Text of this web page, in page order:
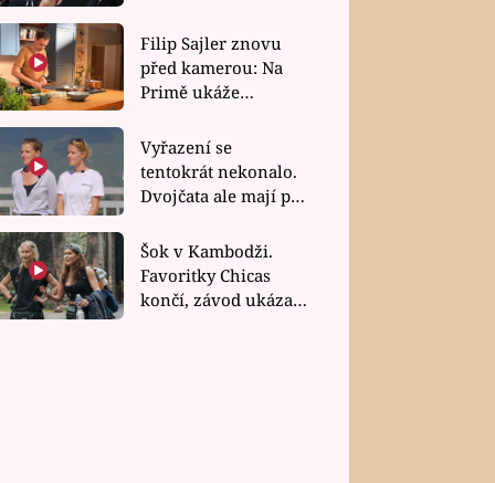
Filip Sajler znovu
před kamerou: Na
Primě ukáže
rychlé recepty
Vyřazení se
tentokrát nekonalo.
Dvojčata ale mají po
závodu nůž na krku
Šok v Kambodži.
Favoritky Chicas
končí, závod ukázal